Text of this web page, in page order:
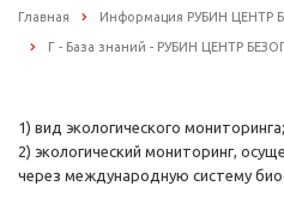
Главная Информация РУБИН ЦЕНТР
Г - База знаний - РУБИН ЦЕНТР
1) вид экологического мониторинга;
2) экологический мониторинг,
через международную систему